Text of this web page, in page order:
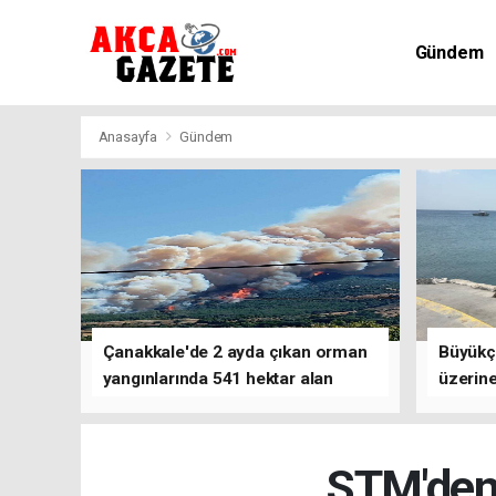
Gündem
Anasayfa Gündem
Çanakkale'de 2 ayda çıkan orman
yangınlarında 541 hektar alan